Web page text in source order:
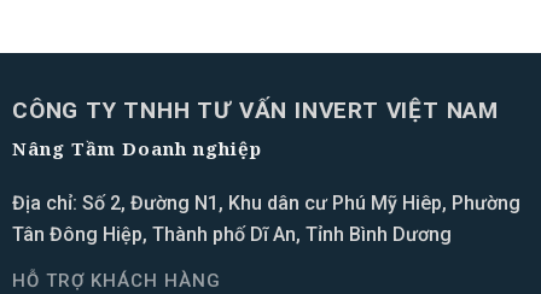
CÔNG TY TNHH TƯ VẤN INVERT VIỆT NAM
Nâng Tầm Doanh nghiệp
Địa chỉ: Số 2, Đường N1, Khu dân cư Phú Mỹ Hiêp, Phường
Tân Đông Hiệp, Thành phố Dĩ An, Tỉnh Bình Dương
HỖ TRỢ KHÁCH HÀNG